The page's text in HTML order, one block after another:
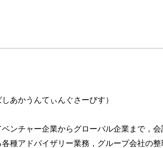
区分（借手）
あかうんてぃんぐさーびす）
ンチャー企業からグローバル企業まで，
種アドバイザリー業務，グループ会社の